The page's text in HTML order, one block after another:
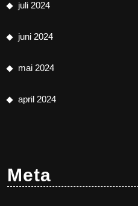
juli 2024
juni 2024
mai 2024
april 2024
Meta